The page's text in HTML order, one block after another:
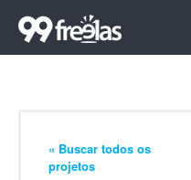
« Buscar todos os
projetos